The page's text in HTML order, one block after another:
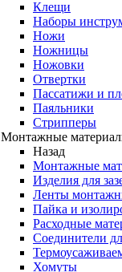
Клещи
Наборы
Ножи
Ножницы
Ножовки
Отвертки
Пассатижи и
Паяльники
Стрипперы
Монтажные
Назад
Монтажные
Изделия для
Ленты
Пайка и
Расходные
Соединители
Хомуты